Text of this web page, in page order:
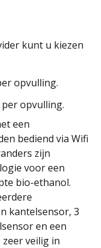
kunt u kiezen
opvulling.
opvulling.
een
bediend via Wifi
zijn
voor een
bio-ethanol.
kantelsensor, 3
en een
veilig in